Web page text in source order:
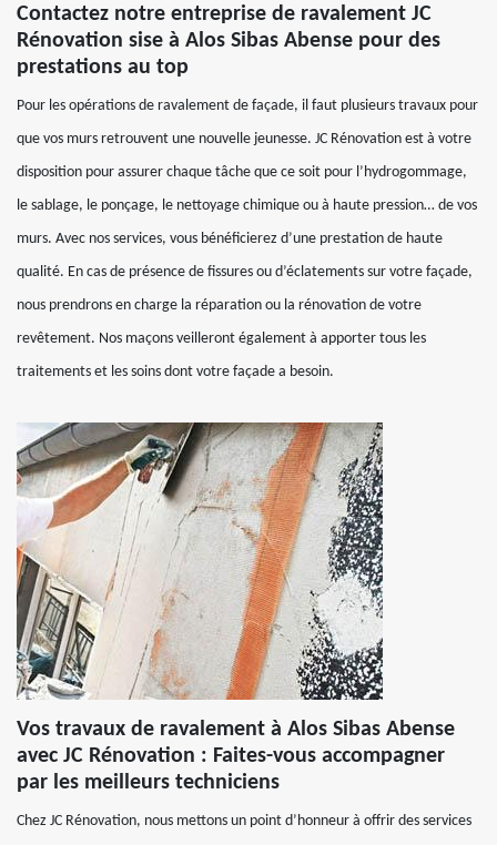
Contactez notre entreprise de ravalement JC
Rénovation sise à Alos Sibas Abense pour des
prestations au top
Pour les opérations de ravalement de façade, il faut plusieurs travaux pour
que vos murs retrouvent une nouvelle jeunesse. JC Rénovation est à votre
disposition pour assurer chaque tâche que ce soit pour l’hydrogommage,
le sablage, le ponçage, le nettoyage chimique ou à haute pression… de vos
murs. Avec nos services, vous bénéficierez d’une prestation de haute
qualité. En cas de présence de fissures ou d’éclatements sur votre façade,
nous prendrons en charge la réparation ou la rénovation de votre
revêtement. Nos maçons veilleront également à apporter tous les
traitements et les soins dont votre façade a besoin.
Vos travaux de ravalement à Alos Sibas Abense
avec JC Rénovation : Faites-vous accompagner
par les meilleurs techniciens
Chez JC Rénovation, nous mettons un point d’honneur à offrir des services